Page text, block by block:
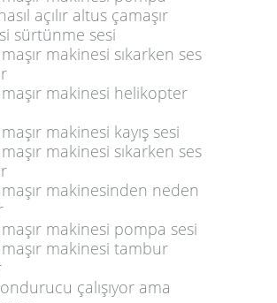
açılır altus çamaşır
sürtünme sesi
makinesi sıkarken ses
makinesi helikopter
makinesi kayış sesi
makinesi sıkarken ses
makinesinden neden
makinesi pompa sesi
makinesi tambur
çalışıyor ama